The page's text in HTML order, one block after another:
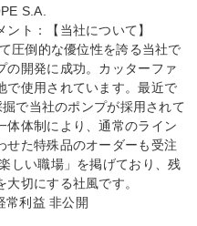
S.A.
ト：【当社について】
圧倒的な優位性を誇る当社で
の開発に成功。カッターファ
で使用されています。最近で
で当社のポンプが採用されて
体体制により、通常のライン
せた特殊品のオーダーも受注
しい職場」を掲げており、残
切にする社風です。
常利益 非公開